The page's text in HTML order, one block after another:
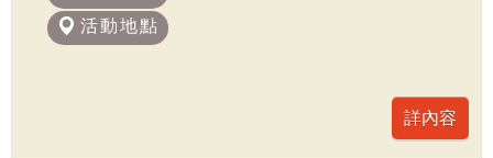
活動地點